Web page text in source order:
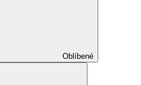
Oblíbené